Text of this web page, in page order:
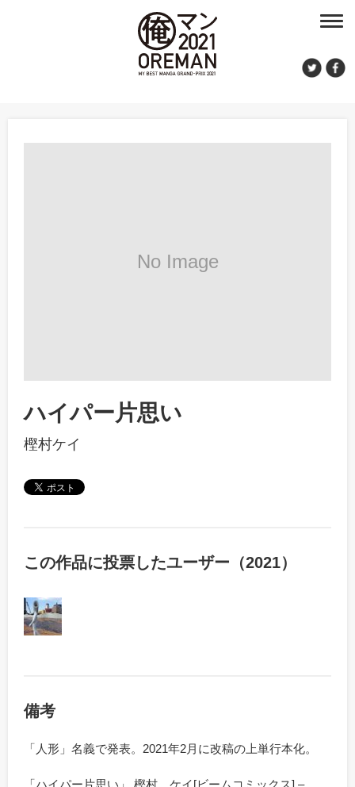
ハイパー片思い
樫村ケイ
この作品に投票したユーザー（2021）
備考
「人形」名義で発表。2021年2月に改稿の上単行本化。
「ハイパー片思い」 樫村 ケイ[ビームコミックス] –